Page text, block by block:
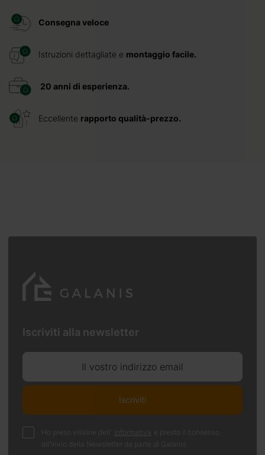
Consegna veloce
Istruzioni dettagliate e montaggio facile.
20 anni di esperienza.
Eccellente rapporto qualità-prezzo.
Iscriviti alla newsletter
Il vostro indirizzo email
Iscriviti
Ho preso visione dell' informativa
e presto il consenso
all'invio della Newsletter da parte di Galanis